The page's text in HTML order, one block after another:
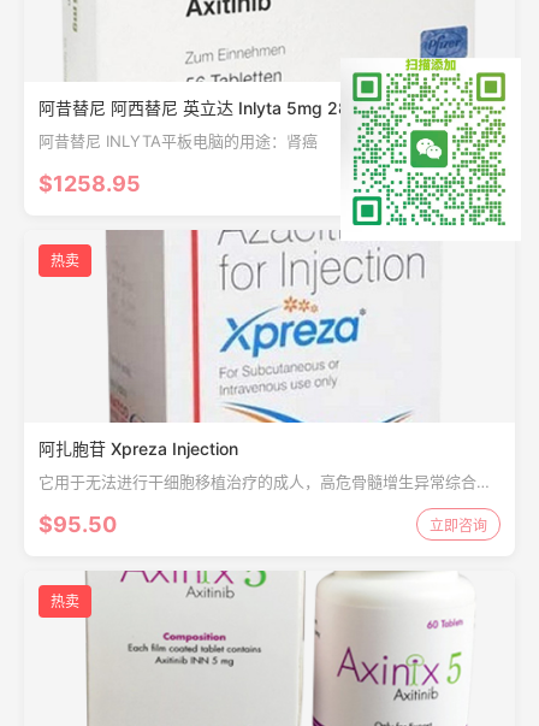
阿昔替尼 阿西替尼 英立达 Inlyta 5mg 28片
阿昔替尼 INLYTA平板电脑的用途：肾癌
$1258.95 立即咨询
热卖
阿扎胞苷 Xpreza Injection
它用于无法进行干细胞移植治疗的成人，高危骨髓增生异常综合征
（MDS），慢性粒细胞性白血病（CMML），急性髓细胞性白血病
（AML）
$95.50 立即咨询
热卖